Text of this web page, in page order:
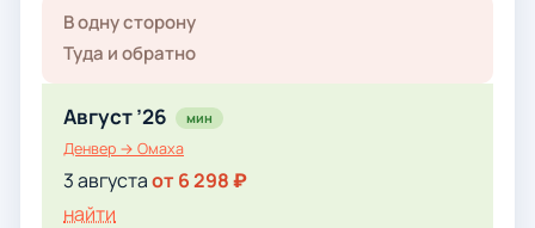
В одну сторону
Туда и обратно
Август ’26 мин
Денвер → Омаха
3 августаот 6 298 ₽
найти